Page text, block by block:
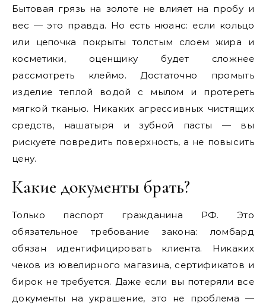
Бытовая грязь на золоте не влияет на пробу и
вес — это правда. Но есть нюанс: если кольцо
или цепочка покрыты толстым слоем жира и
косметики, оценщику будет сложнее
рассмотреть клеймо. Достаточно промыть
изделие теплой водой с мылом и протереть
мягкой тканью. Никаких агрессивных чистящих
средств, нашатыря и зубной пасты — вы
рискуете повредить поверхность, а не повысить
цену.
Какие документы брать?
Только паспорт гражданина РФ. Это
обязательное требование закона: ломбард
обязан идентифицировать клиента. Никаких
чеков из ювелирного магазина, сертификатов и
бирок не требуется. Даже если вы потеряли все
документы на украшение, это не проблема —